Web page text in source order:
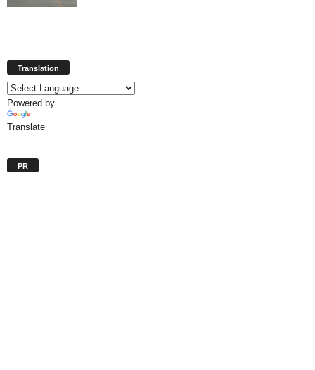
Translation
Powered by
Translate
PR